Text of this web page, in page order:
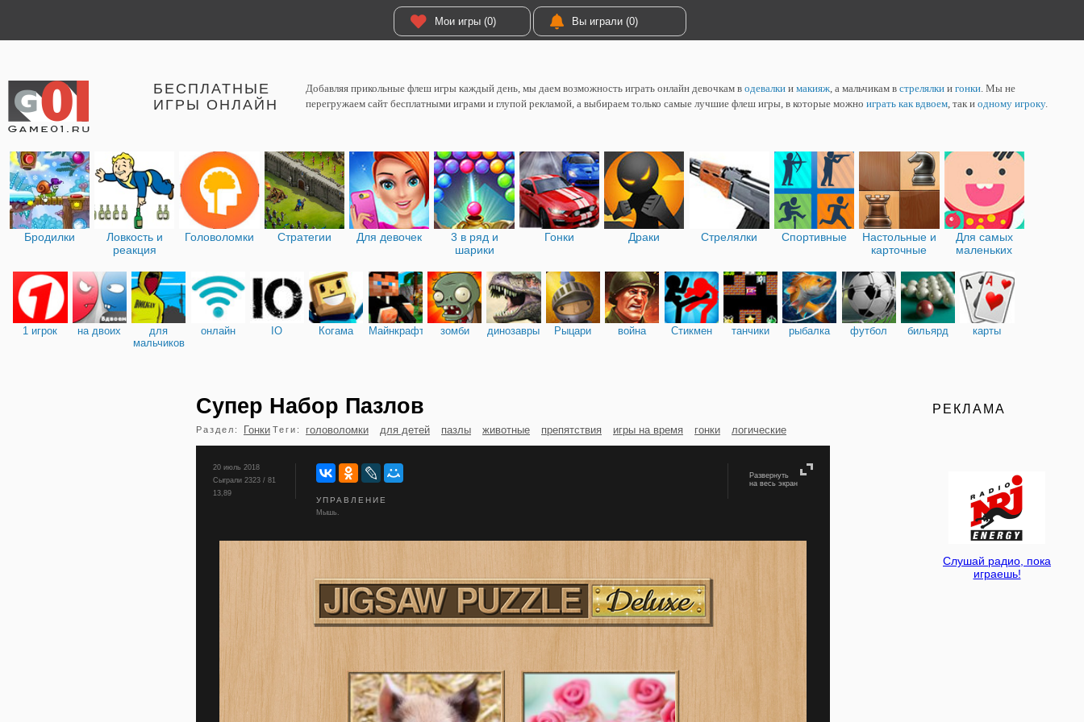
Мои игры (0) Вы играли (0)
БЕСПЛАТНЫЕ
ИГРЫ ОНЛАЙН
Добавляя прикольные флеш игры каждый день, мы даем возможность играть онлайн девочкам в одевалки и макияж, а мальчикам в стрелялки и гонки. Мы не
перегружаем сайт бесплатными играми и глупой рекламой, а выбираем только самые лучшие флеш игры, в которые можно играть как вдвоем, так и одному игроку.
Бродилки
Ловкость и
реакция
Головоломки Стратегии Для девочек
3 в ряд и
шарики
Гонки Драки Стрелялки Спортивные
Настольные и
карточные
Для самых
маленьких
1 игрок на двоих
для
мальчиков
онлайн IO Когама Майнкрафт зомби динозавры Рыцари война Стикмен танчики рыбалка футбол бильярд карты
Супер Набор Пазлов
Раздел: Гонки Теги: головоломки для детей пазлы животные препятствия игры на время гонки логические
Развернуть
на весь экран
20 июль 2018
Сыграли 2323 / 81
13,89
УПРАВЛЕНИЕ
Мышь.
РЕКЛАМА
Слушай радио, пока
играешь!